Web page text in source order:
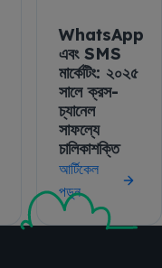
WhatsApp
এবং SMS
মার্কেটিং: ২০২৫
সালে ক্রস-
চ্যানেল
সাফল্যে
চালিকাশক্তি
আর্টিকেল
পড়ুন